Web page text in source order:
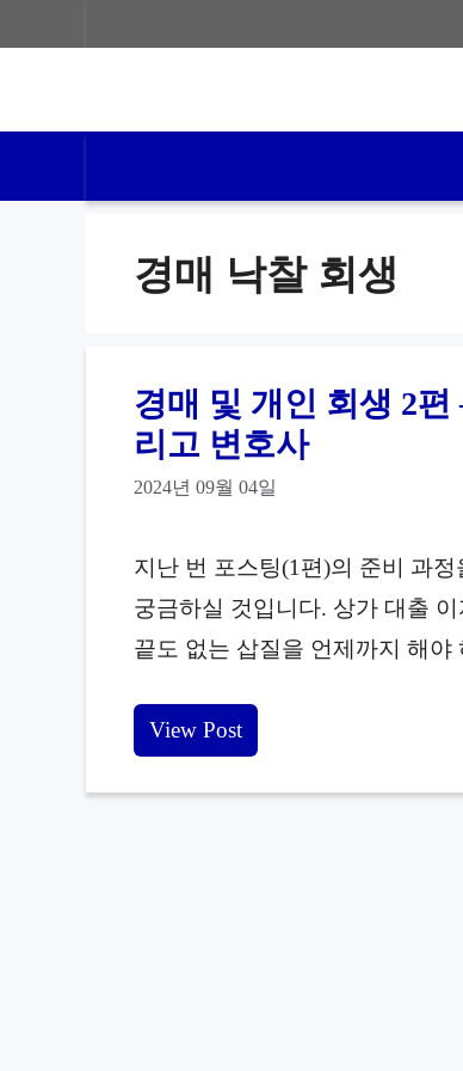
경매 낙찰 회생
경매 및 개인 회생 2
리고 변호사
2024년 09월 04일
지난 번 포스팅(1편)의 준비 과
궁금하실 것입니다. 상가 대출
끝도 없는 삽질을 언제까지 해야
View Post